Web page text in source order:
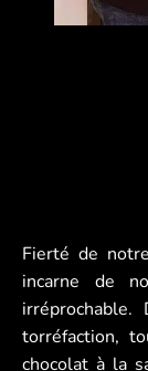
Fierté de
incarne de
torréfaction,
chocolat à la